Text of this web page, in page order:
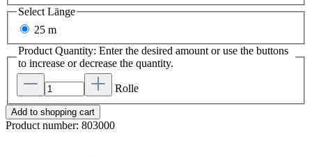
Select Länge
25 m
Product Quantity: Enter the desired amount or use the buttons
to increase or decrease the quantity.
Rolle
Add to shopping cart
Product number: 803000